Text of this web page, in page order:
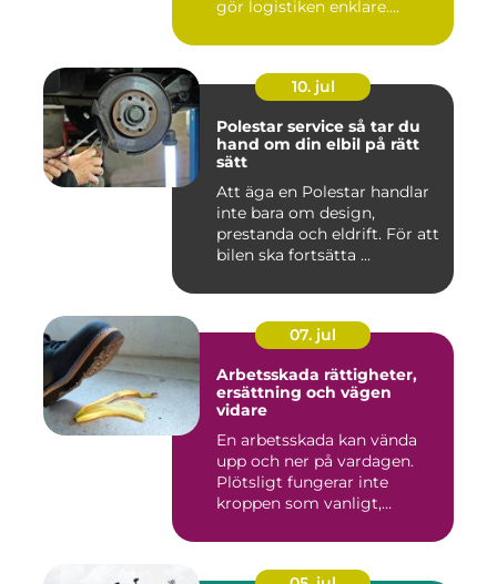
gör logistiken enklare....
10. jul
Polestar service så tar du
hand om din elbil på rätt
sätt
Att äga en Polestar handlar
inte bara om design,
prestanda och eldrift. För att
bilen ska fortsätta ...
07. jul
Arbetsskada rättigheter,
ersättning och vägen
vidare
En arbetsskada kan vända
upp och ner på vardagen.
Plötsligt fungerar inte
kroppen som vanligt,